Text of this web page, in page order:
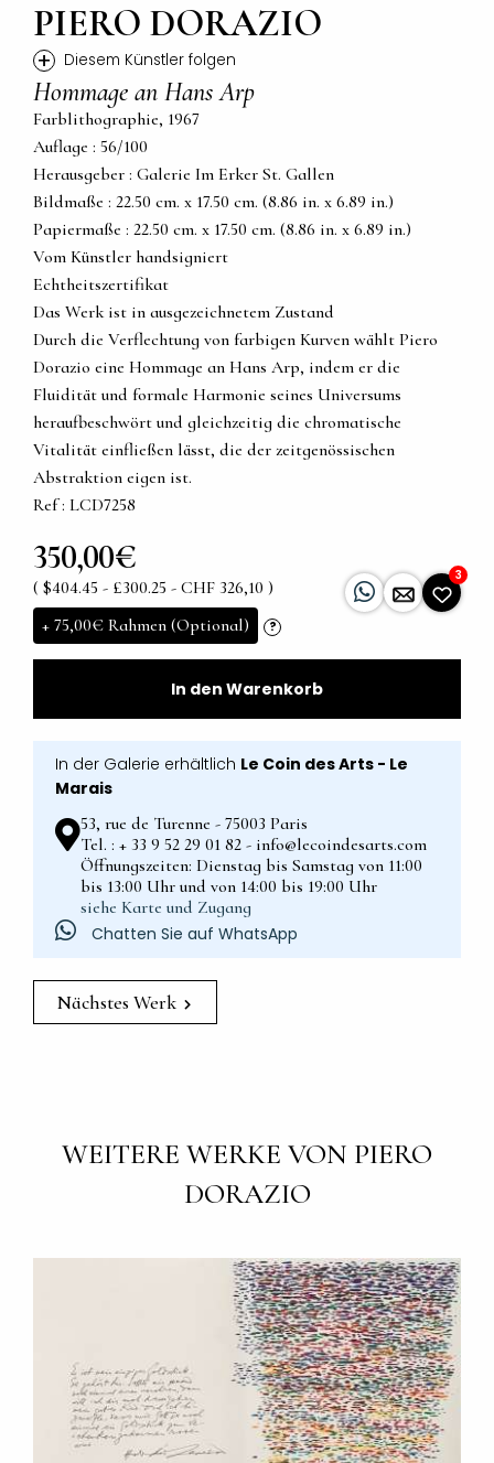
PIERO DORAZIO
+ Diesem Künstler folgen
Hommage an Hans Arp
Farblithographie, 1967
Auflage : 56/100
Herausgeber : Galerie Im Erker St. Gallen
Bildmaße : 22.50 cm. x 17.50 cm. (8.86 in. x 6.89 in.)
Papiermaße : 22.50 cm. x 17.50 cm. (8.86 in. x 6.89 in.)
Vom Künstler handsigniert
Echtheitszertifikat
Das Werk ist in ausgezeichnetem Zustand
Durch die Verflechtung von farbigen Kurven wählt Piero
Dorazio eine Hommage an Hans Arp, indem er die
Fluidität und formale Harmonie seines Universums
heraufbeschwört und gleichzeitig die chromatische
Vitalität einfließen lässt, die der zeitgenössischen
Abstraktion eigen ist.
Ref : LCD7258
350,00€
( $404.45 - £300.25 - CHF 326,10 )
+ 75,00€ Rahmen (Optional) ?
3
In den Warenkorb
In der Galerie erhältlich Le Coin des Arts - Le
Marais
53, rue de Turenne - 75003 Paris
Tel. : + 33 9 52 29 01 82 - info@lecoindesarts.com
Öffnungszeiten: Dienstag bis Samstag von 11:00
bis 13:00 Uhr und von 14:00 bis 19:00 Uhr
siehe Karte und Zugang
Chatten Sie auf WhatsApp
Nächstes Werk
WEITERE WERKE VON PIERO
DORAZIO